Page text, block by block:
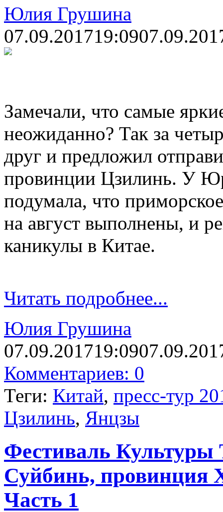
Юлия Грушина
07.09.201719:09
Замечали, что самые
неожиданно? Так за
друг и предложил
провинции Цзилинь. У
подумала, что
на август выполнены, и
каникулы в Китае.
Читать подробнее...
Юлия Грушина
07.09.201719:09
Комментариев: 0
Теги: Китай, пресс-тур
Цзилинь, Янцзы
Фестиваль Культуры
Суйбинь, провинция
Часть 1